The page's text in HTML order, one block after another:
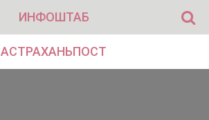
ИНФОШТАБ
АСТРАХАНЬПОСТ